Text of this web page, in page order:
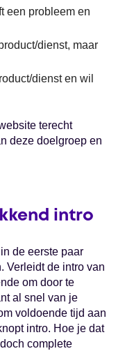
een probleem en
dienst, maar
dienst en wil
terecht
deze doelgroep en
intro
de eerste paar
Verleidt de intro van
om door te
al snel van je
voldoende tijd aan
intro. Hoe je dat
complete